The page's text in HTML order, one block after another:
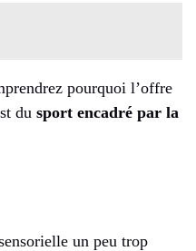
pourquoi l’offre
du sport encadré par la
un peu trop